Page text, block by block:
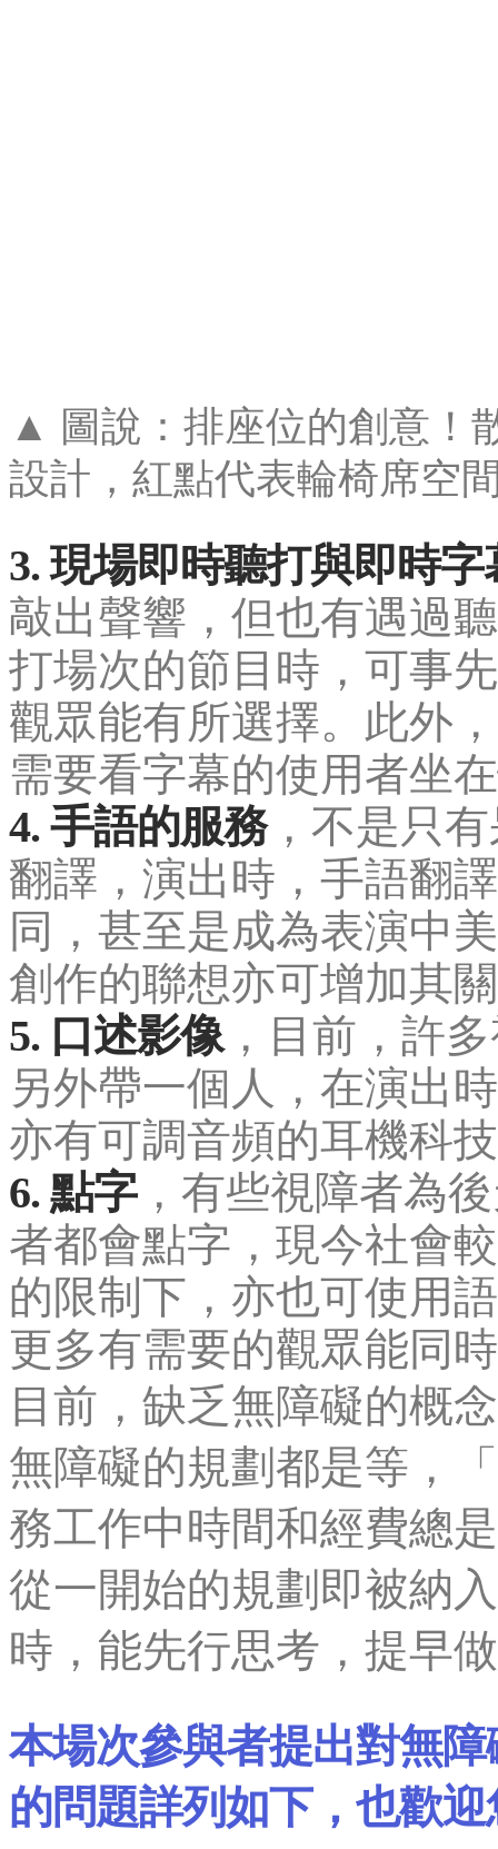
▲ 圖說：排座位的創意！
設計，紅點代表輪椅席空
3. 現場即時聽打與即時字
敲出聲響，但也有遇過
打場次的節目時，可事
觀眾能有所選擇。此外
需要看字幕的使用者坐
4. 手語的服務，不是只
翻譯，演出時，手語翻
同，甚至是成為表演中
創作的聯想亦可增加其
5. 口述影像，目前，許
另外帶一個人，在演出
亦有可調音頻的耳機科
6. 點字，有些視障者為
者都會點字，現今社會
的限制下，亦也可使用
更多有需要的觀眾能同
目前，缺乏無障礙的概
無障礙的規劃都是等，
務工作中時間和經費總
從一開始的規劃即被納
時，能先行思考，提早
本場次參與者提出對無
的問題詳列如下，也歡